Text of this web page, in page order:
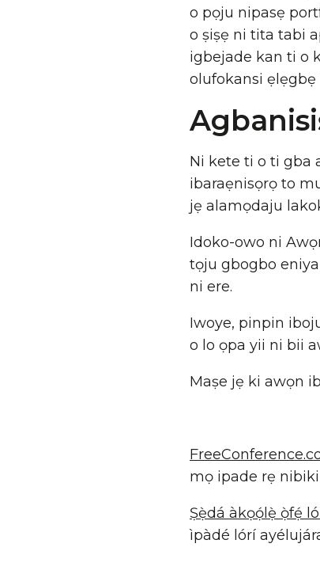
o pọju nipasẹ
o ṣiṣẹ ni tita tabi
igbejade kan ti o
olufokansi ẹlẹgbẹ
Ni kete ti o ti gba
ibaraẹnisọrọ to
jẹ alamọdaju
Idoko-owo ni
tọju gbogbo
ni ere.
Iwoye, pinpin
o lo ọpa yii ni bii
Maṣe jẹ ki awọn
mọ ipade rẹ
Ṣẹ̀dá àkọọ́lẹ̀ ọ̀fẹ́
ìpàdé lórí